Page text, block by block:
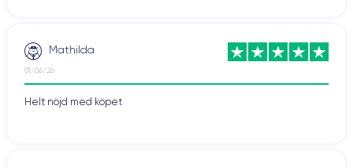
Mathilda
01/06/26
Helt nöjd med köpet